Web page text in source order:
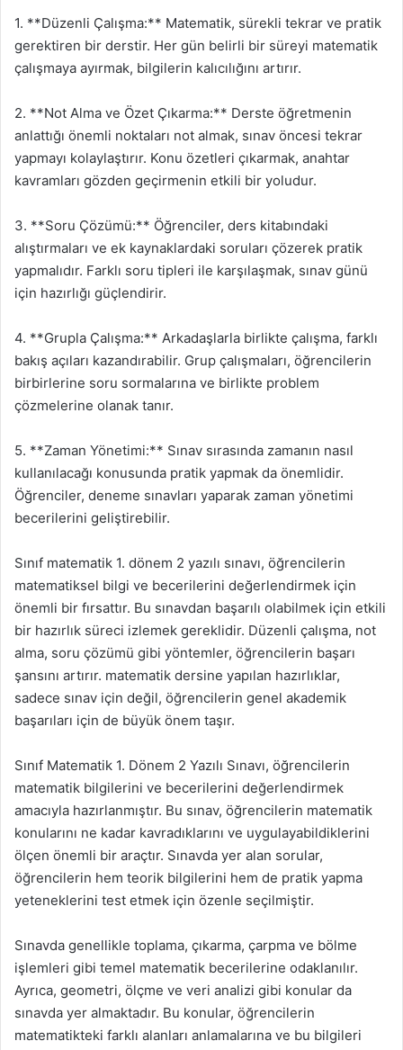
1. **Düzenli Çalışma:** Matematik, sürekli tekrar ve pratik
gerektiren bir derstir. Her gün belirli bir süreyi matematik
çalışmaya ayırmak, bilgilerin kalıcılığını artırır.
2. **Not Alma ve Özet Çıkarma:** Derste öğretmenin
anlattığı önemli noktaları not almak, sınav öncesi tekrar
yapmayı kolaylaştırır. Konu özetleri çıkarmak, anahtar
kavramları gözden geçirmenin etkili bir yoludur.
3. **Soru Çözümü:** Öğrenciler, ders kitabındaki
alıştırmaları ve ek kaynaklardaki soruları çözerek pratik
yapmalıdır. Farklı soru tipleri ile karşılaşmak, sınav günü
için hazırlığı güçlendirir.
4. **Grupla Çalışma:** Arkadaşlarla birlikte çalışma, farklı
bakış açıları kazandırabilir. Grup çalışmaları, öğrencilerin
birbirlerine soru sormalarına ve birlikte problem
çözmelerine olanak tanır.
5. **Zaman Yönetimi:** Sınav sırasında zamanın nasıl
kullanılacağı konusunda pratik yapmak da önemlidir.
Öğrenciler, deneme sınavları yaparak zaman yönetimi
becerilerini geliştirebilir.
Sınıf matematik 1. dönem 2 yazılı sınavı, öğrencilerin
matematiksel bilgi ve becerilerini değerlendirmek için
önemli bir fırsattır. Bu sınavdan başarılı olabilmek için etkili
bir hazırlık süreci izlemek gereklidir. Düzenli çalışma, not
alma, soru çözümü gibi yöntemler, öğrencilerin başarı
şansını artırır. matematik dersine yapılan hazırlıklar,
sadece sınav için değil, öğrencilerin genel akademik
başarıları için de büyük önem taşır.
Sınıf Matematik 1. Dönem 2 Yazılı Sınavı, öğrencilerin
matematik bilgilerini ve becerilerini değerlendirmek
amacıyla hazırlanmıştır. Bu sınav, öğrencilerin matematik
konularını ne kadar kavradıklarını ve uygulayabildiklerini
ölçen önemli bir araçtır. Sınavda yer alan sorular,
öğrencilerin hem teorik bilgilerini hem de pratik yapma
yeteneklerini test etmek için özenle seçilmiştir.
Sınavda genellikle toplama, çıkarma, çarpma ve bölme
işlemleri gibi temel matematik becerilerine odaklanılır.
Ayrıca, geometri, ölçme ve veri analizi gibi konular da
sınavda yer almaktadır. Bu konular, öğrencilerin
matematikteki farklı alanları anlamalarına ve bu bilgileri